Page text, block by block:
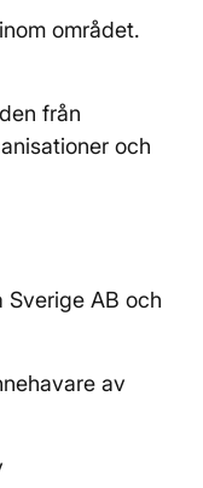
området.
från
och
Sverige AB och
av